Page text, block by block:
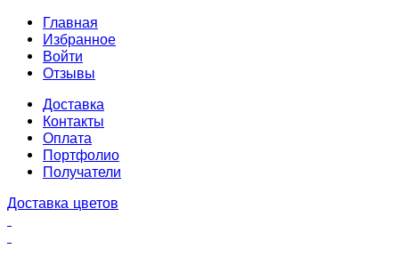
Главная
Избранное
Войти
Отзывы
Доставка
Контакты
Оплата
Портфолио
Получатели
Доставка цветов